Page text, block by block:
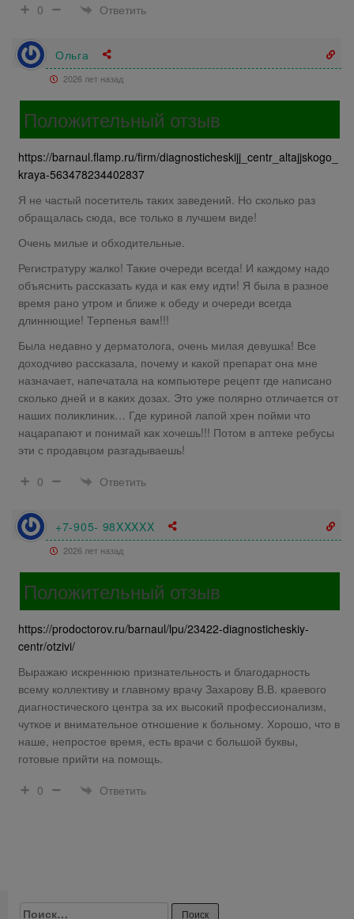
0
Ответить
Ольга
2026 лет назад
Положительный отзыв
https://barnaul.flamp.ru/firm/diagnosticheskijj_centr_altajjskogo_
kraya-563478234402837
Я не частый посетитель таких заведений. Но сколько раз
обращалась сюда, все только в лучшем виде!
Очень милые и обходительные.
Регистратуру жалко! Такие очереди всегда! И каждому надо
объяснить рассказать куда и как ему идти! Я была в разное
время рано утром и ближе к обеду и очереди всегда
длиннющие! Терпенья вам!!!
Была недавно у дерматолога, очень милая девушка! Все
доходчиво рассказала, почему и какой препарат она мне
назначает, напечатала на компьютере рецепт где написано
сколько дней и в каких дозах. Это уже полярно отличается от
наших поликлиник… Где куриной лапой хрен пойми что
нацарапают и понимай как хочешь!!! Потом в аптеке ребусы
эти с продавцом разгадываешь!
0
Ответить
+7-905- 98XXXXX
2026 лет назад
Положительный отзыв
https://prodoctorov.ru/barnaul/lpu/23422-diagnosticheskiy-
centr/otzivi/
Выражаю искреннюю признательность и благодарность
всему коллективу и главному врачу Захарову В.В. краевого
диагностического центра за их высокий профессионализм,
чуткое и внимательное отношение к больному. Хорошо, что в
наше, непростое время, есть врачи с большой буквы,
готовые прийти на помощь.
0
Ответить
Найти: